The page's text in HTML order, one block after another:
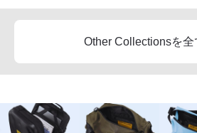
Other Collectionsを全